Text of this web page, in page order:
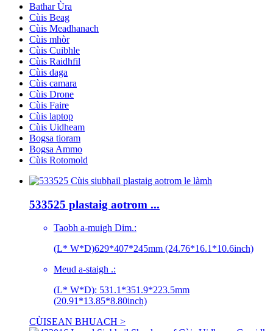
Bathar Ùra
Cùis Beag
Cùis Meadhanach
Cùis mhòr
Cùis Cuibhle
Cùis Raidhfil
Cùis daga
Cùis camara
Cùis Drone
Cùis Faire
Cùis laptop
Cùis Uidheam
Bogsa tioram
Bogsa Ammo
Cùis Rotomold
533525 plastaig aotrom ...
Taobh a-muigh Dim.:
(L* W*D)629*407*245mm (24.76*16.1*10.6inch)
Meud a-staigh .:
(L* W*D): 531.1*351.9*223.5mm
(20.91*13.85*8.80inch)
CÙISEAN BHUACH >